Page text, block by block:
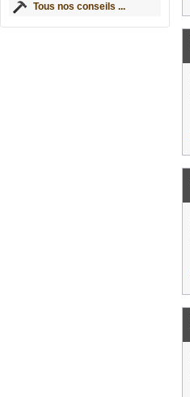
Tous nos conseils ...